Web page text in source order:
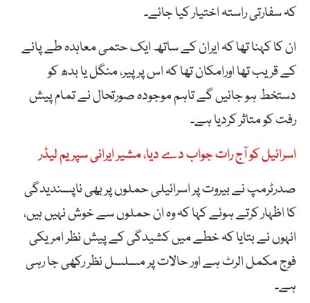
کہ سفارتی راستہ اختیار کیا جائے۔
ان کا کہنا تھا کہ ایران کے ساتھ ایک حتمی معاہدہ طے پانے
کے قریب تھا اورامکان تھا کہ اس پر پیر، منگل یا بدھ کو
دستخط ہو جائیں گے تاہم موجودہ صورتحال نے تمام پیش
رفت کو متاثر کردیا ہے۔
اسرائیل کو آج رات جواب دے دیا، مشیر ایرانی سپریم لیڈر
صدرٹرمپ نے بیروت پر اسرائیلی حملوں پر بھی ناپسندیدگی
کا اظہار کرتے ہوئے کہا کہ وہ ان حملوں سے خوش نہیں ہیں،
انہوں نے بتایا کہ خطے میں کشیدگی کے پیش نظر امریکی
فوج مکمل الرٹ ہے اور حالات پر مسلسل نظر رکھی جا رہی
ہے۔